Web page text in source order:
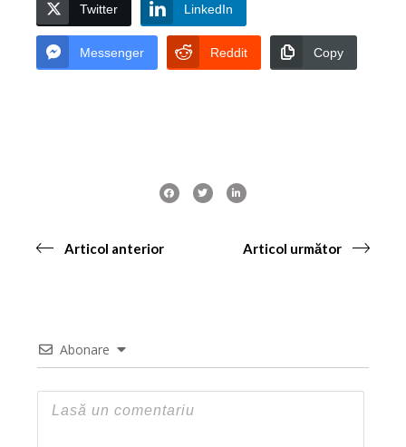
Twitter LinkedIn
Messenger Reddit Copy
Articol anterior Articol următor
Abonare